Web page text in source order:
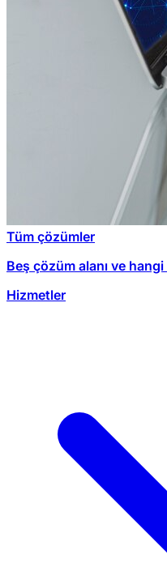
Tüm çözümler
Beş çözüm alanı ve
Hizmetler